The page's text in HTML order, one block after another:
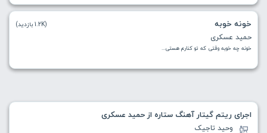
خونه خوبه
حمید عسکری
خونه چه خوبه وقتی که تو کنارم هستی...
(1.2K بازدید)
اجرای ریتم گیتار آهنگ ستاره از حمید عسکری
وحید تاجیک